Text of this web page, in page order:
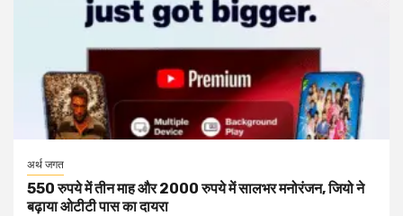
अर्थ जगत
550 रुपये में तीन माह और 2000 रुपये में सालभर मनोरंजन, जियो ने
बढ़ाया ओटीटी पास का दायरा